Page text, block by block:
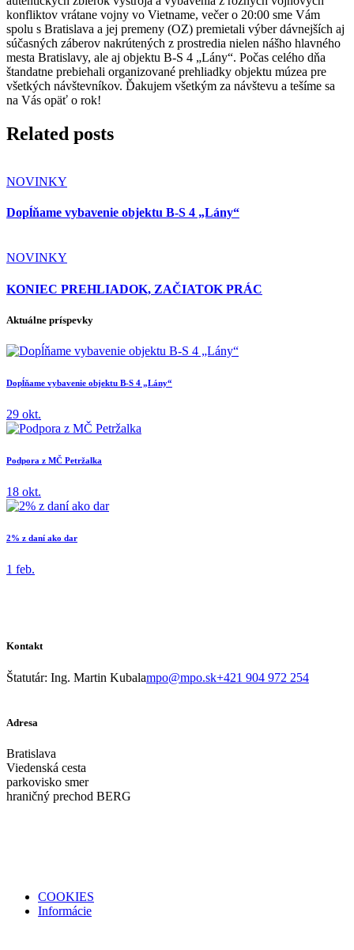
konfliktov vrátane vojny vo Vietname, večer o 20:00 sme Vám
spolu s Bratislava a jej premeny (OZ) premietali výber dávnejších aj
súčasných záberov nakrútených z prostredia nielen nášho hlavného
mesta Bratislavy, ale aj objektu B-S 4 „Lány“. Počas celého dňa
štandatne prebiehali organizované prehliadky objektu múzea pre
všetkých návštevníkov. Ďakujem všetkým za návštevu a tešíme sa
na Vás opäť o rok!
Related posts
NOVINKY
Dopĺňame vybavenie objektu B-S 4 „Lány“
NOVINKY
KONIEC PREHLIADOK, ZAČIATOK PRÁC
Aktuálne príspevky
Dopĺňame vybavenie objektu B-S 4 „Lány“
29 okt.
Podpora z MČ Petržalka
18 okt.
2% z daní ako dar
1 feb.
Kontakt
Štatutár: Ing. Martin Kubalampo@mpo.sk+421 904 972 254
Adresa
Bratislava
Viedenská cesta
parkovisko smer
hraničný prechod BERG
COOKIES
Informácie